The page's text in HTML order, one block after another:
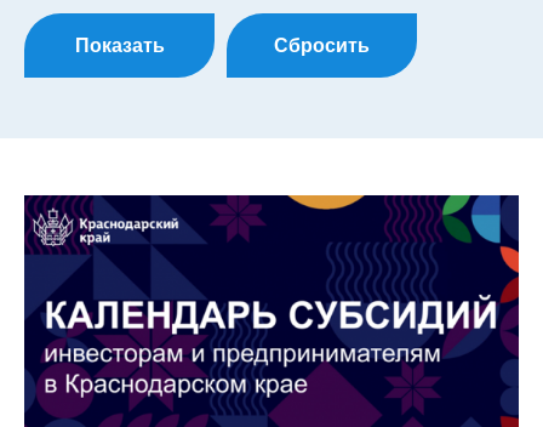
Показать Сбросить